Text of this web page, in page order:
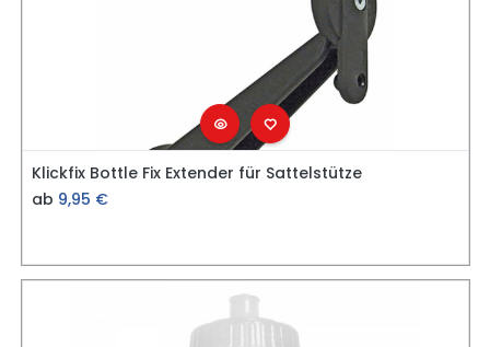
Klickfix Bottle Fix Extender für Sattelstütze
ab 9,95 €